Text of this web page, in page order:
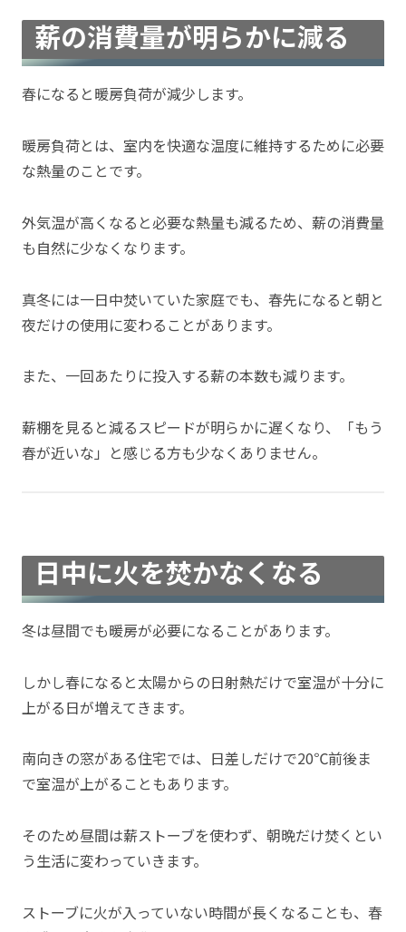
薪の消費量が明らかに減る
春になると暖房負荷が減少します。
暖房負荷とは、室内を快適な温度に維持するために必要
な熱量のことです。
外気温が高くなると必要な熱量も減るため、薪の消費量
も自然に少なくなります。
真冬には一日中焚いていた家庭でも、春先になると朝と
夜だけの使用に変わることがあります。
また、一回あたりに投入する薪の本数も減ります。
薪棚を見ると減るスピードが明らかに遅くなり、「もう
春が近いな」と感じる方も少なくありません。
日中に火を焚かなくなる
冬は昼間でも暖房が必要になることがあります。
しかし春になると太陽からの日射熱だけで室温が十分に
上がる日が増えてきます。
南向きの窓がある住宅では、日差しだけで20℃前後ま
で室温が上がることもあります。
そのため昼間は薪ストーブを使わず、朝晩だけ焚くとい
う生活に変わっていきます。
ストーブに火が入っていない時間が長くなることも、春